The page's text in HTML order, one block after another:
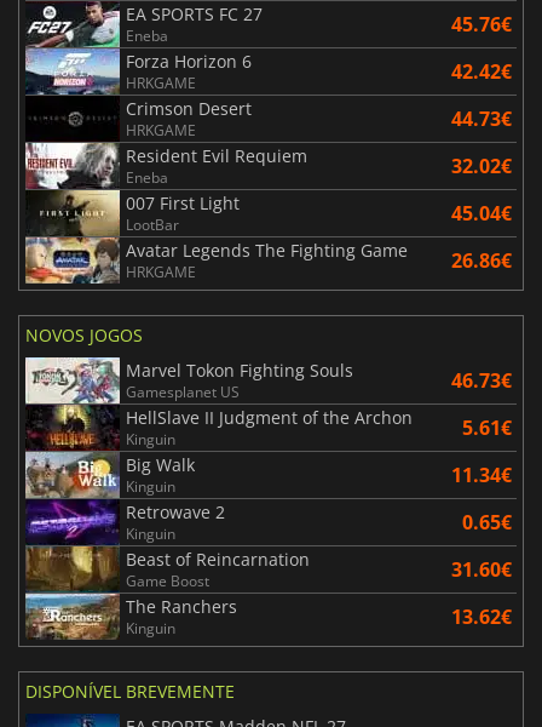
EA SPORTS FC 27
Eneba 45.76€
Forza Horizon 6
HRKGAME 42.42€
Crimson Desert
HRKGAME 44.73€
Resident Evil Requiem
Eneba 32.02€
007 First Light
LootBar 45.04€
Avatar Legends The Fighting Game
HRKGAME 26.86€
NOVOS JOGOS
Marvel Tokon Fighting Souls
Gamesplanet US 46.73€
HellSlave II Judgment of the Archon
Kinguin 5.61€
Big Walk
Kinguin 11.34€
Retrowave 2
Kinguin 0.65€
Beast of Reincarnation
Game Boost 31.60€
The Ranchers
Kinguin 13.62€
DISPONÍVEL BREVEMENTE